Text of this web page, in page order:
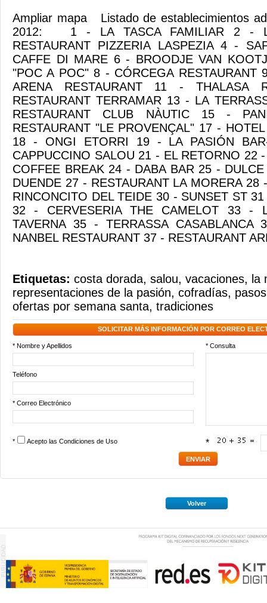
Ampliar mapa Listado de establecimientos
2012: 1 - LA TASCA FAMILIAR 2 -
RESTAURANT PIZZERIA LASPEZIA 4 -
CAFFE DI MARE 6 - BROODJE VAN
"POC A POC" 8 - CÓRCEGA RESTAURANT
ARENA RESTAURANT 11 - THALASA
RESTAURANT TERRAMAR 13 - LA
RESTAURANT CLUB NÀUTIC 15 -
RESTAURANT "LE PROVENÇAL" 17 -
18 - ONGI ETORRI 19 - LA PASIÓN
CAPPUCCINO SALOU 21 - EL RETORNO 22
COFFEE BREAK 24 - DABA BAR 25 -
DUENDE 27 - RESTAURANT LA MORERA 28
RINCONCITO DEL TEIDE 30 - SUNSET ST
32 - CERVESERIA THE CAMELOT 33 -
TAVERNA 35 - TERRASSA
NANBEL RESTAURANT 37 - RESTAURANT
Etiquetas: costa dorada, salou, vacaciones, la
representaciones de la pasión, cofradías,
ofertas por semana santa, tradiciones
SOLICITAR MÁS INFORMACIÓN POR CORREO
* Nombre y Apellidos * Consulta
Teléfono
* Correo Electrónico
* Acepto las Condiciones de Uso *
Volver